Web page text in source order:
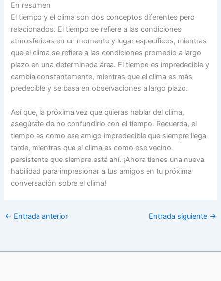
En resumen
El tiempo y el clima son dos conceptos diferentes pero
relacionados. El tiempo se refiere a las condiciones
atmosféricas en un momento y lugar específicos, mientras
que el clima se refiere a las condiciones promedio a largo
plazo en una determinada área. El tiempo es impredecible y
cambia constantemente, mientras que el clima es más
predecible y se basa en observaciones a largo plazo.
Así que, la próxima vez que quieras hablar del clima,
asegúrate de no confundirlo con el tiempo. Recuerda, el
tiempo es como ese amigo impredecible que siempre llega
tarde, mientras que el clima es como ese vecino
persistente que siempre está ahí. ¡Ahora tienes una nueva
habilidad para impresionar a tus amigos en tu próxima
conversación sobre el clima!
← Entrada anterior Entrada siguiente →